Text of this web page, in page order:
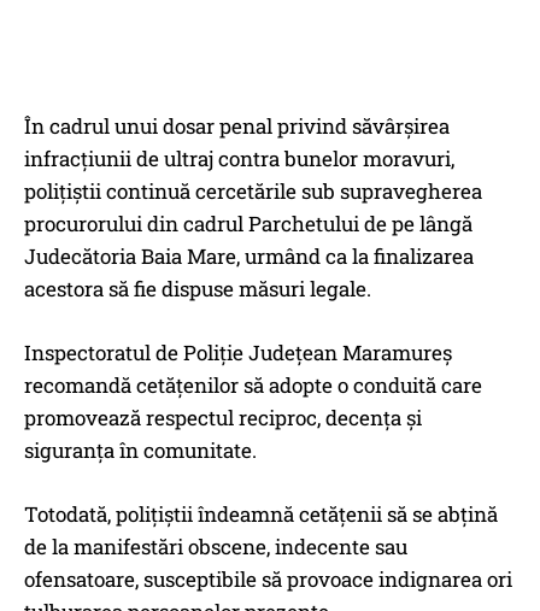
În cadrul unui dosar penal privind săvârșirea
infracțiunii de ultraj contra bunelor moravuri,
polițiștii continuă cercetările sub supravegherea
procurorului din cadrul Parchetului de pe lângă
Judecătoria Baia Mare, urmând ca la finalizarea
acestora să fie dispuse măsuri legale.
Inspectoratul de Poliție Județean Maramureș
recomandă cetățenilor să adopte o conduită care
promovează respectul reciproc, decența și
siguranța în comunitate.
Totodată, polițiștii îndeamnă cetățenii să se abțină
de la manifestări obscene, indecente sau
ofensatoare, susceptibile să provoace indignarea ori